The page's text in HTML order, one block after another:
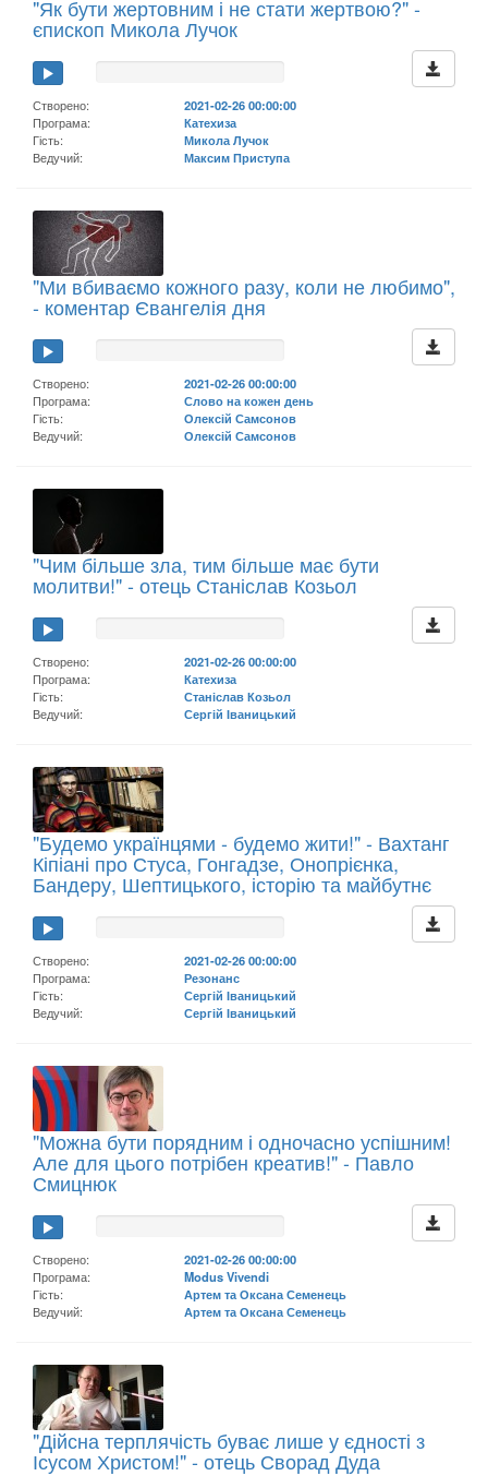
"Як бути жертовним і не стати жертвою?" -
єпископ Микола Лучок
Створено:
2021-02-26 00:00:00
Програма:
Катехиза
Гість:
Микола Лучок
Ведучий:
Максим Приступа
"Ми вбиваємо кожного разу, коли не любимо",
- коментар Євангелія дня
Створено:
2021-02-26 00:00:00
Програма:
Слово на кожен день
Гість:
Олексій Самсонов
Ведучий:
Олексій Самсонов
"Чим більше зла, тим більше має бути
молитви!" - отець Станіслав Козьол
Створено:
2021-02-26 00:00:00
Програма:
Катехиза
Гість:
Станіслав Козьол
Ведучий:
Сергій Іваницький
"Будемо українцями - будемо жити!" - Вахтанг
Кіпіані про Стуса, Гонгадзе, Онопрієнка,
Бандеру, Шептицького, історію та майбутнє
Створено:
2021-02-26 00:00:00
Програма:
Резонанс
Гість:
Сергій Іваницький
Ведучий:
Сергій Іваницький
"Можна бути порядним і одночасно успішним!
Але для цього потрібен креатив!" - Павло
Смицнюк
Створено:
2021-02-26 00:00:00
Програма:
Modus Vivendi
Гість:
Артем та Оксана Семенець
Ведучий:
Артем та Оксана Семенець
"Дійсна терплячість буває лише у єдності з
Ісусом Христом!" - отець Сворад Дуда